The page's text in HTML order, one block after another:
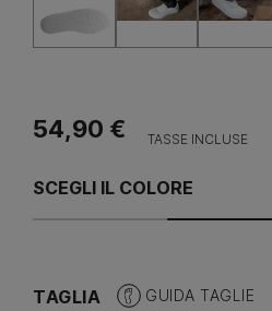
54,90 € TASSE INCLUSE
SCEGLI IL COLORE
TAGLIA GUIDA TAGLIE